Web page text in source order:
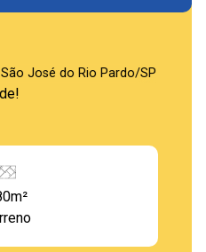
José do Rio Pardo/SP